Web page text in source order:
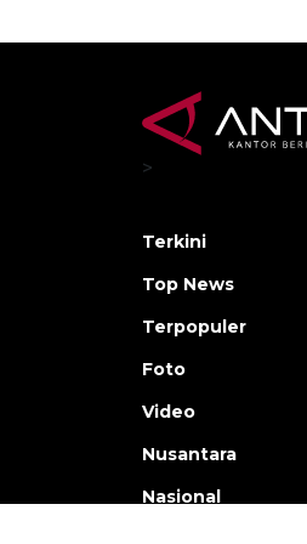
>
Terkini
Top News
Terpopuler
Foto
Video
Nusantara
Nasional